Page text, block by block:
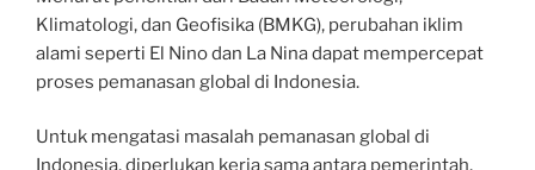
Klimatologi, dan Geofisika (BMKG), perubahan iklim
alami seperti El Nino dan La Nina dapat mempercepat
proses pemanasan global di Indonesia.
Untuk mengatasi masalah pemanasan global di
Indonesia, diperlukan kerja sama antara pemerintah,